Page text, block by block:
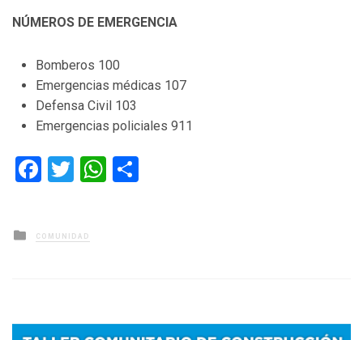
NÚMEROS DE EMERGENCIA
Bomberos 100
Emergencias médicas 107
Defensa Civil 103
Emergencias policiales 911
Facebook
TwitterWhatsApp
Posted
in
COMUNIDAD